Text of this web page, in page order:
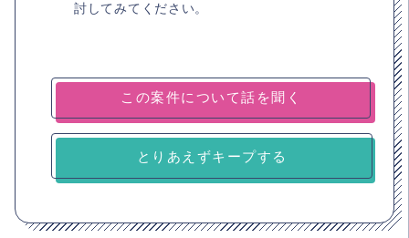
討してみてください。
とりあえずキープする